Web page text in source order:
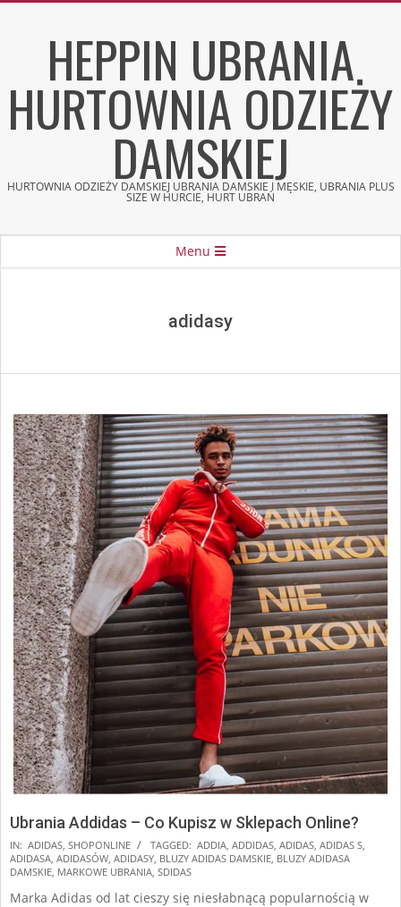
HEPPIN UBRANIA
HURTOWNIA ODZIEŻY
DAMSKIEJ
HURTOWNIA ODZIEŻY DAMSKIEJ UBRANIA DAMSKIE I MĘSKIE, UBRANIA PLUS
SIZE W HURCIE, HURT UBRAŃ
Menu
adidasy
Ubrania Addidas – Co Kupisz w Sklepach Online?
2025-
02-
IN: ADIDAS SHOPONLINE TAGGED: ADDIA ADDIDAS ADIDAS ADIDAS S
ADIDASA ADIDASÓW ADIDASY BLUZY ADIDAS DAMSKIE BLUZY ADIDASA
DAMSKIE MARKOWE UBRANIA SDIDAS
Marka Adidas od lat cieszy się niesłabnącą popularnością w